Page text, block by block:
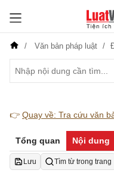
Văn bản pháp luật
👉 Quay về: Tra cứu văn
Tổng quan Nội dung
Lưu Tìm từ trong trang